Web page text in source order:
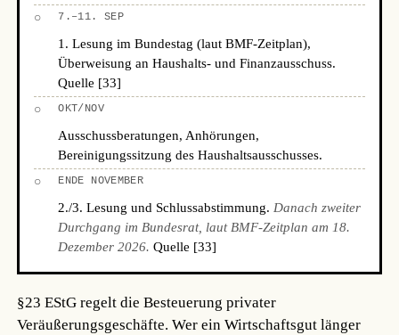
○ 7.–11. SEP
1. Lesung im Bundestag (laut BMF-Zeitplan),
Überweisung an Haushalts- und Finanzausschuss.
Quelle [33]
○ OKT/NOV
Ausschussberatungen, Anhörungen,
Bereinigungssitzung des Haushaltsausschusses.
○ ENDE NOVEMBER
2./3. Lesung und Schlussabstimmung. Danach zweiter
Durchgang im Bundesrat, laut BMF-Zeitplan am 18.
Dezember 2026. Quelle [33]
§23 EStG regelt die Besteuerung privater
Veräußerungsgeschäfte. Wer ein Wirtschaftsgut länger